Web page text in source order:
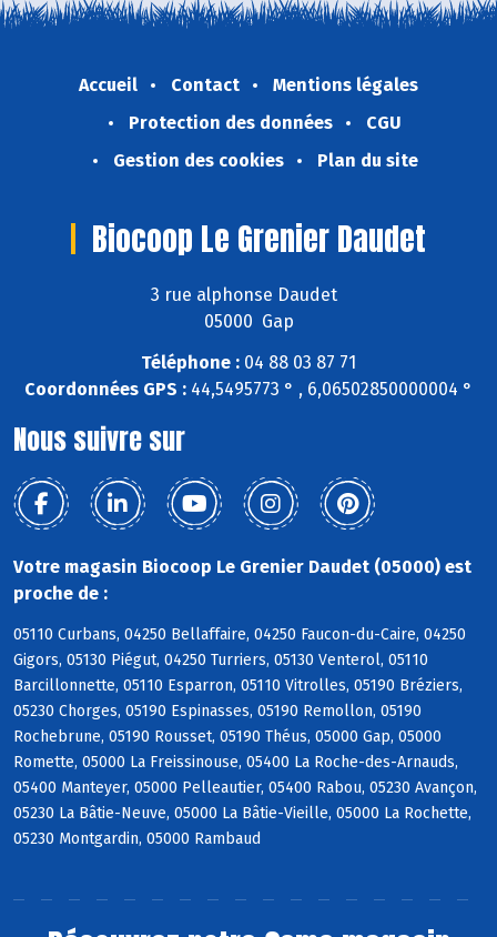
Accueil Contact
Mentions légales
Protection des données
CGU
Gestion des cookies
Plan du site
Biocoop Le Grenier Daudet
3 rue alphonse Daudet
05000 Gap
Téléphone : 04 88 03 87 71
Coordonnées GPS : 44,5495773 ° , 6,06502850000004 °
Nous suivre sur
Votre magasin Biocoop Le Grenier Daudet (05000) est
proche de :
05110 Curbans, 04250 Bellaffaire, 04250 Faucon-du-Caire, 04250
Gigors, 05130 Piégut, 04250 Turriers, 05130 Venterol, 05110
Barcillonnette, 05110 Esparron, 05110 Vitrolles, 05190 Bréziers,
05230 Chorges, 05190 Espinasses, 05190 Remollon, 05190
Rochebrune, 05190 Rousset, 05190 Théus, 05000 Gap, 05000
Romette, 05000 La Freissinouse, 05400 La Roche-des-Arnauds,
05400 Manteyer, 05000 Pelleautier, 05400 Rabou, 05230 Avançon,
05230 La Bâtie-Neuve, 05000 La Bâtie-Vieille, 05000 La Rochette,
05230 Montgardin, 05000 Rambaud